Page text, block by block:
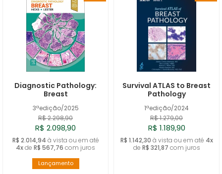
3ªedição/2025
Diagnostic Pathology:
Breast
R$ 2.298,90
R$ 2.098,90
R$ 2.014,94 à vista ou em até
4xde R$ 567,76 com juros
Lançamento
1ªedição/2024
Survival ATLAS to Breast
Pathology
R$ 1.279,00
R$ 1.189,90
R$ 1.142,30 à vista ou em até 4x
de R$ 321,87 com juros